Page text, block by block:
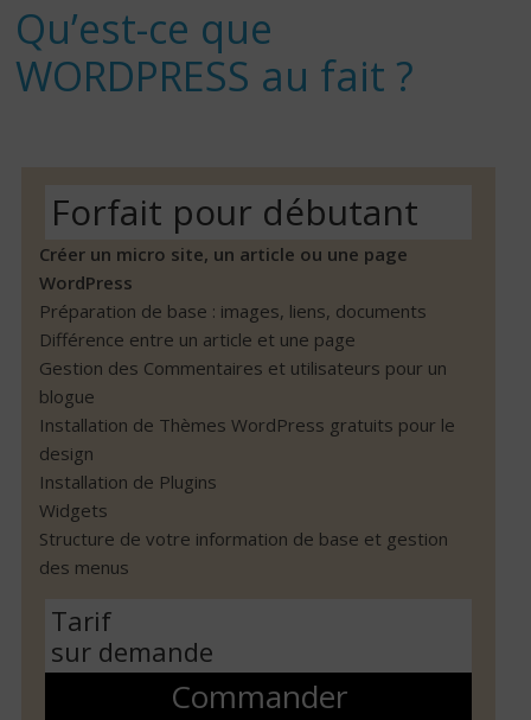
Qu’est-ce que
WORDPRESS au fait ?
Forfait pour débutant
Créer un micro site, un article ou une page
WordPress
Préparation de base : images, liens, documents
Différence entre un article et une page
Gestion des Commentaires et utilisateurs pour un
blogue
Installation de Thèmes WordPress gratuits pour le
design
Installation de Plugins
Widgets
Structure de votre information de base et gestion
des menus
Tarif
sur demande
Commander